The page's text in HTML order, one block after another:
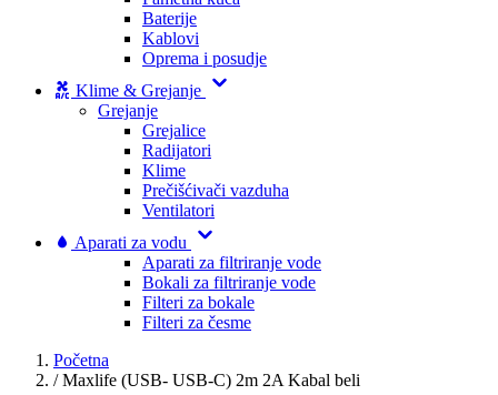
Baterije
Kablovi
Oprema i posudje
Klime & Grejanje
Grejanje
Grejalice
Radijatori
Klime
Prečišćivači vazduha
Ventilatori
Aparati za vodu
Aparati za filtriranje vode
Bokali za filtriranje vode
Filteri za bokale
Filteri za česme
Početna
/ Maxlife (USB- USB-C) 2m 2A Kabal beli